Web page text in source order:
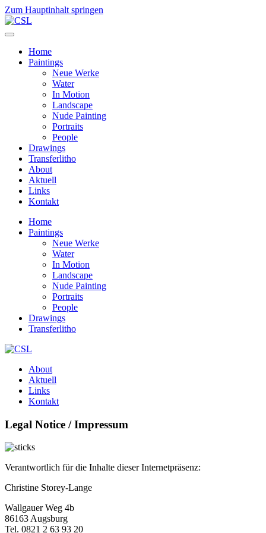
Zum Hauptinhalt springen
Home
Paintings
Neue Werke
Water
In Motion
Landscape
Nude Painting
Portraits
People
Drawings
Transferlitho
About
Aktuell
Links
Kontakt
Home
Paintings
Neue Werke
Water
In Motion
Landscape
Nude Painting
Portraits
People
Drawings
Transferlitho
About
Aktuell
Links
Kontakt
Legal Notice / Impressum
Verantwortlich für die Inhalte dieser Internetpräsenz:
Christine Storey-Lange
Wallgauer Weg 4b
86163 Augsburg
Tel. 0821 2 63 93 20